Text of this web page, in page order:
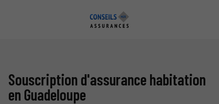
Souscription d'assurance habitation
en Guadeloupe